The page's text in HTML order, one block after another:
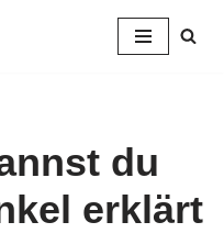
du
erklärt